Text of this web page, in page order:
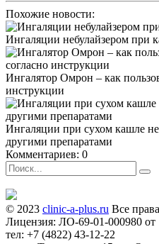
Похожие новости:
Ингаляции небулайзером при
Ингалятор Омрон – как
инструкции
Ингаляции при сухом кашле
другими препаратами
Комментариев: 0
© 2023 clinic-a-plus.ru Все
Лицензия: ЛО-69-01-000980 от
тел: +7 (4822) 43-12-22